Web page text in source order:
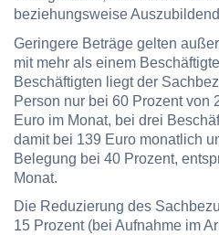
beziehungsweise
Geringere Beträge gelten
mit mehr als einem
Beschäftigten liegt der
Person nur bei 60 Prozent von
Euro im Monat, bei drei
damit bei 139 Euro monatlich
Belegung bei 40 Prozent,
Monat.
Die Reduzierung des
15 Prozent (bei Aufnahme im